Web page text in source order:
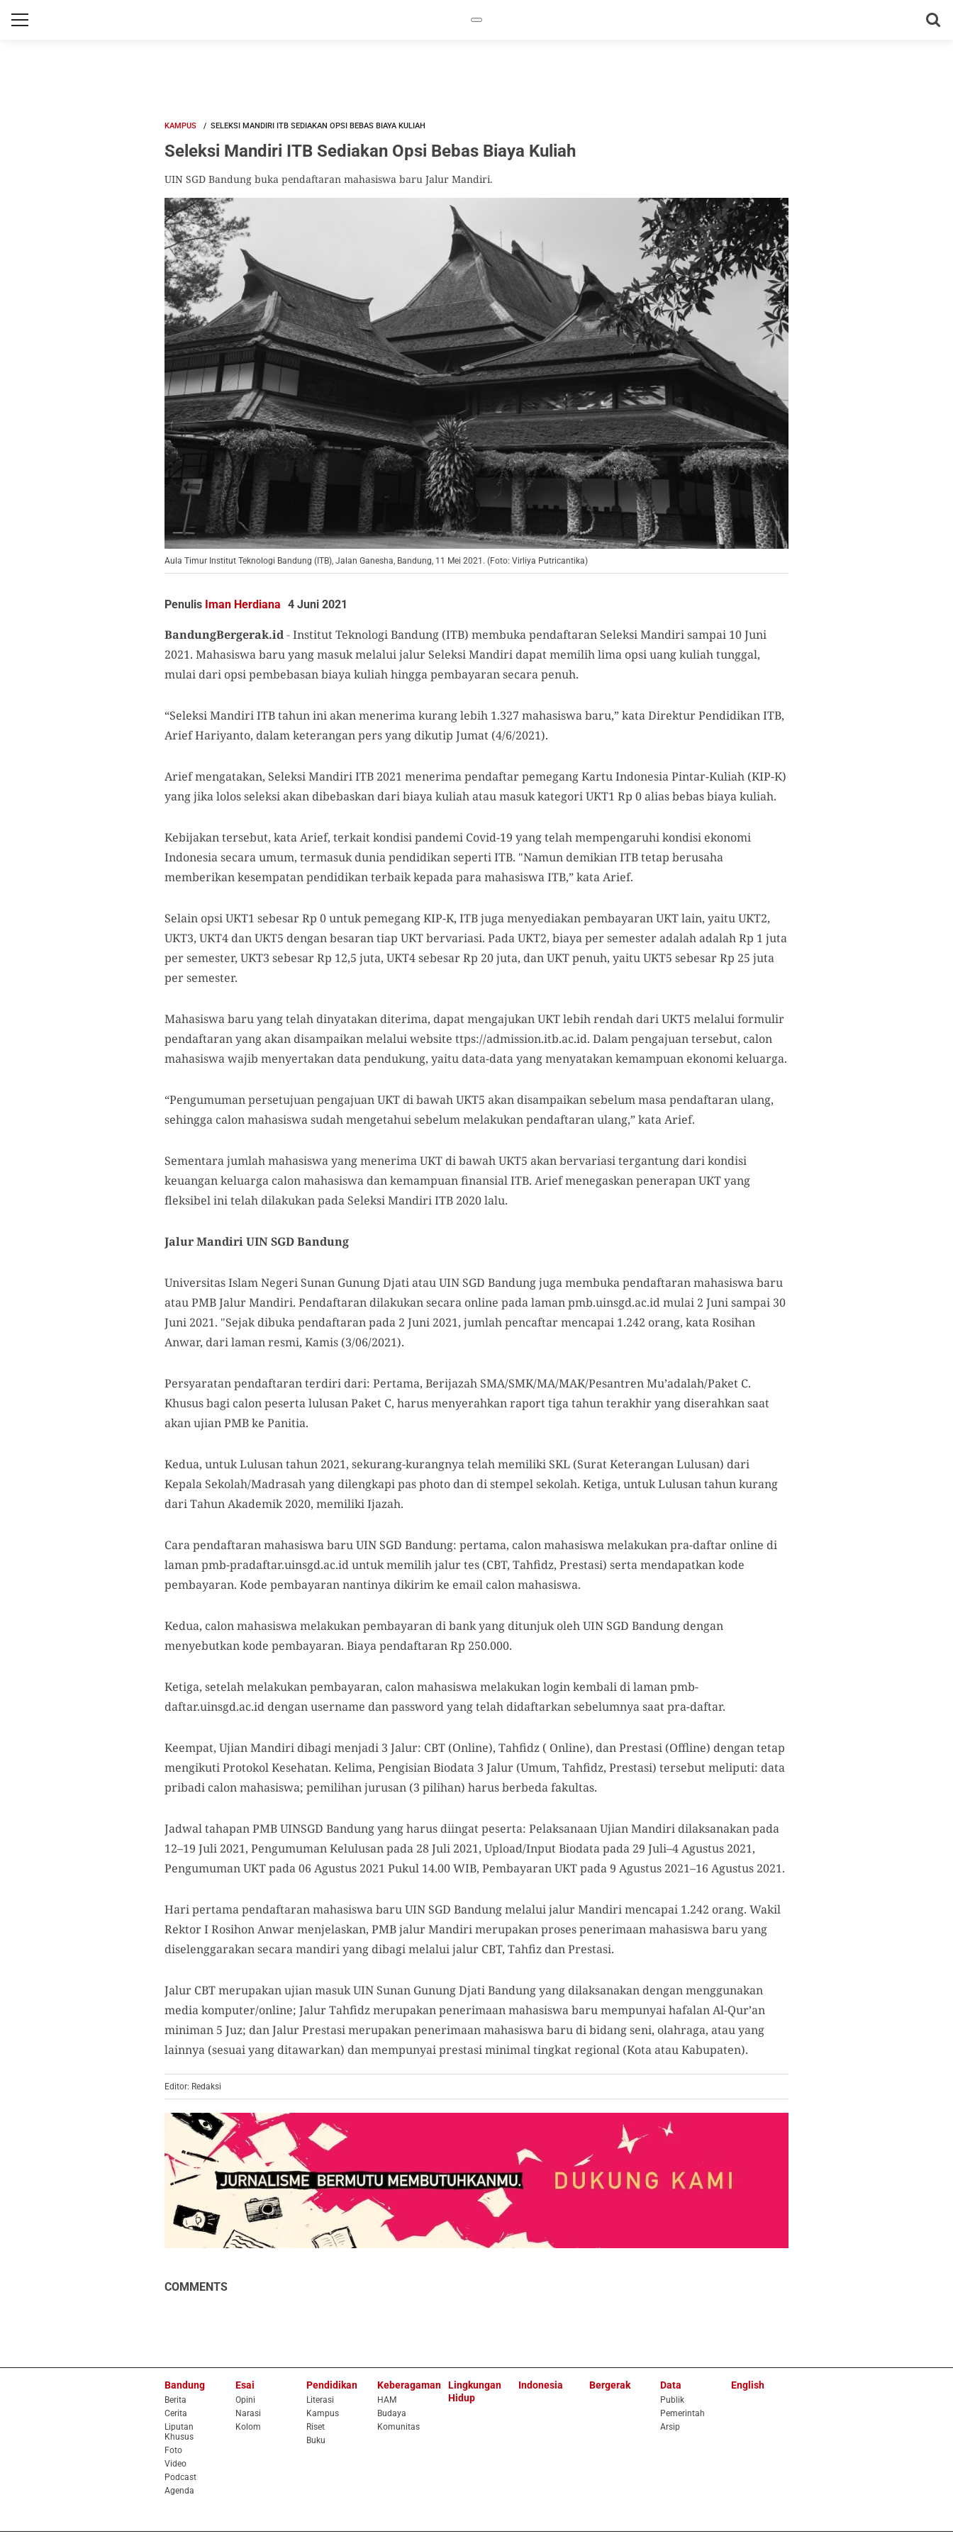
KAMPUS SELEKSI MANDIRI ITB SEDIAKAN OPSI BEBAS BIAYA KULIAH
Seleksi Mandiri ITB Sediakan Opsi Bebas Biaya Kuliah
UIN SGD Bandung buka pendaftaran mahasiswa baru Jalur Mandiri.
Aula Timur Institut Teknologi Bandung (ITB), Jalan Ganesha, Bandung, 11 Mei 2021. (Foto: Virliya Putricantika)
Penulis Iman Herdiana 4 Juni 2021
BandungBergerak.id-Institut Teknologi Bandung (ITB) membuka pendaftaran Seleksi Mandiri sampai 10 Juni
2021. Mahasiswa baru yang masuk melalui jalur Seleksi Mandiri dapat memilih lima opsi uang kuliah tunggal,
mulai dari opsi pembebasan biaya kuliah hingga pembayaran secara penuh.
“Seleksi Mandiri ITB tahun ini akan menerima kurang lebih 1.327 mahasiswa baru,” kata Direktur Pendidikan ITB,
Arief Hariyanto, dalam keterangan pers yang dikutip Jumat (4/6/2021).
Arief mengatakan, Seleksi Mandiri ITB 2021 menerima pendaftar pemegang Kartu Indonesia Pintar-Kuliah (KIP-K)
yang jika lolos seleksi akan dibebaskan dari biaya kuliah atau masuk kategori UKT1 Rp 0 alias bebas biaya kuliah.
Kebijakan tersebut, kata Arief, terkait kondisi pandemi Covid-19 yang telah mempengaruhi kondisi ekonomi
Indonesia secara umum, termasuk dunia pendidikan seperti ITB. "Namun demikian ITB tetap berusaha
memberikan kesempatan pendidikan terbaik kepada para mahasiswa ITB,” kata Arief.
Selain opsi UKT1 sebesar Rp 0 untuk pemegang KIP-K, ITB juga menyediakan pembayaran UKT lain, yaitu UKT2,
UKT3, UKT4 dan UKT5 dengan besaran tiap UKT bervariasi. Pada UKT2, biaya per semester adalah adalah Rp 1 juta
per semester, UKT3 sebesar Rp 12,5 juta, UKT4 sebesar Rp 20 juta, dan UKT penuh, yaitu UKT5 sebesar Rp 25 juta
per semester.
Mahasiswa baru yang telah dinyatakan diterima, dapat mengajukan UKT lebih rendah dari UKT5 melalui formulir
pendaftaran yang akan disampaikan melalui website ttps://admission.itb.ac.id. Dalam pengajuan tersebut, calon
mahasiswa wajib menyertakan data pendukung, yaitu data-data yang menyatakan kemampuan ekonomi keluarga.
“Pengumuman persetujuan pengajuan UKT di bawah UKT5 akan disampaikan sebelum masa pendaftaran ulang,
sehingga calon mahasiswa sudah mengetahui sebelum melakukan pendaftaran ulang,” kata Arief.
Sementara jumlah mahasiswa yang menerima UKT di bawah UKT5 akan bervariasi tergantung dari kondisi
keuangan keluarga calon mahasiswa dan kemampuan finansial ITB. Arief menegaskan penerapan UKT yang
fleksibel ini telah dilakukan pada Seleksi Mandiri ITB 2020 lalu.
Jalur Mandiri UIN SGD Bandung
Universitas Islam Negeri Sunan Gunung Djati atau UIN SGD Bandung juga membuka pendaftaran mahasiswa baru
atau PMB Jalur Mandiri. Pendaftaran dilakukan secara online pada laman pmb.uinsgd.ac.id mulai 2 Juni sampai 30
Juni 2021. "Sejak dibuka pendaftaran pada 2 Juni 2021, jumlah pencaftar mencapai 1.242 orang, kata Rosihan
Anwar, dari laman resmi, Kamis (3/06/2021).
Persyaratan pendaftaran terdiri dari: Pertama, Berijazah SMA/SMK/MA/MAK/Pesantren Mu’adalah/Paket C.
Khusus bagi calon peserta lulusan Paket C, harus menyerahkan raport tiga tahun terakhir yang diserahkan saat
akan ujian PMB ke Panitia.
Kedua, untuk Lulusan tahun 2021, sekurang-kurangnya telah memiliki SKL (Surat Keterangan Lulusan) dari
Kepala Sekolah/Madrasah yang dilengkapi pas photo dan di stempel sekolah. Ketiga, untuk Lulusan tahun kurang
dari Tahun Akademik 2020, memiliki Ijazah.
Cara pendaftaran mahasiswa baru UIN SGD Bandung: pertama, calon mahasiswa melakukan pra-daftar online di
laman pmb-pradaftar.uinsgd.ac.id untuk memilih jalur tes (CBT, Tahfidz, Prestasi) serta mendapatkan kode
pembayaran. Kode pembayaran nantinya dikirim ke email calon mahasiswa.
Kedua, calon mahasiswa melakukan pembayaran di bank yang ditunjuk oleh UIN SGD Bandung dengan
menyebutkan kode pembayaran. Biaya pendaftaran Rp 250.000.
Ketiga, setelah melakukan pembayaran, calon mahasiswa melakukan login kembali di laman pmb-
daftar.uinsgd.ac.id dengan username dan password yang telah didaftarkan sebelumnya saat pra-daftar.
Keempat, Ujian Mandiri dibagi menjadi 3 Jalur: CBT (Online), Tahfidz ( Online), dan Prestasi (Offline) dengan tetap
mengikuti Protokol Kesehatan. Kelima, Pengisian Biodata 3 Jalur (Umum, Tahfidz, Prestasi) tersebut meliputi: data
pribadi calon mahasiswa; pemilihan jurusan (3 pilihan) harus berbeda fakultas.
Jadwal tahapan PMB UINSGD Bandung yang harus diingat peserta: Pelaksanaan Ujian Mandiri dilaksanakan pada
12–19 Juli 2021, Pengumuman Kelulusan pada 28 Juli 2021, Upload/Input Biodata pada 29 Juli–4 Agustus 2021,
Pengumuman UKT pada 06 Agustus 2021 Pukul 14.00 WIB, Pembayaran UKT pada 9 Agustus 2021–16 Agustus 2021.
Hari pertama pendaftaran mahasiswa baru UIN SGD Bandung melalui jalur Mandiri mencapai 1.242 orang. Wakil
Rektor I Rosihon Anwar menjelaskan, PMB jalur Mandiri merupakan proses penerimaan mahasiswa baru yang
diselenggarakan secara mandiri yang dibagi melalui jalur CBT, Tahfiz dan Prestasi.
Jalur CBT merupakan ujian masuk UIN Sunan Gunung Djati Bandung yang dilaksanakan dengan menggunakan
media komputer/online; Jalur Tahfidz merupakan penerimaan mahasiswa baru mempunyai hafalan Al-Qur’an
miniman 5 Juz; dan Jalur Prestasi merupakan penerimaan mahasiswa baru di bidang seni, olahraga, atau yang
lainnya (sesuai yang ditawarkan) dan mempunyai prestasi minimal tingkat regional (Kota atau Kabupaten).
Editor: Redaksi
COMMENTS
Bandung
Berita
Cerita
Liputan
Khusus
Foto
Video
Podcast
Agenda
Esai
Opini
Narasi
Kolom
Pendidikan
Literasi
Kampus
Riset
Buku
Keberagaman
HAM
Budaya
Komunitas
Lingkungan
Hidup
Indonesia Bergerak Data
Publik
Pemerintah
Arsip
English